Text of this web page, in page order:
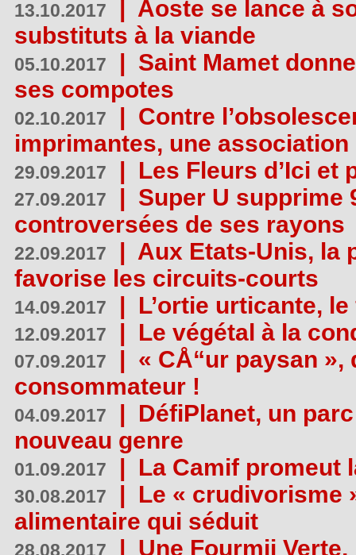
13.10.2017 | Aoste se lance à
substituts à la viande
05.10.2017 | Saint Mamet
ses compotes
02.10.2017 | Contre
imprimantes, une
29.09.2017 | Les Fleurs d’Ici et
27.09.2017 | Super U supprime
controversées de ses rayons
22.09.2017 | Aux Etats-Unis, la
favorise les circuits-courts
14.09.2017 | L’ortie urticante,
12.09.2017 | Le végétal à la
07.09.2017 | « CÅ“ur paysan
consommateur !
04.09.2017 | DéfiPlanet, un
nouveau genre
01.09.2017 | La Camif promeut
30.08.2017 | Le « crudivorisme
alimentaire qui séduit
28.08.2017 | Une Fourmii